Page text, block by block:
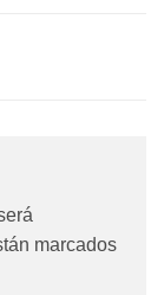
marcados